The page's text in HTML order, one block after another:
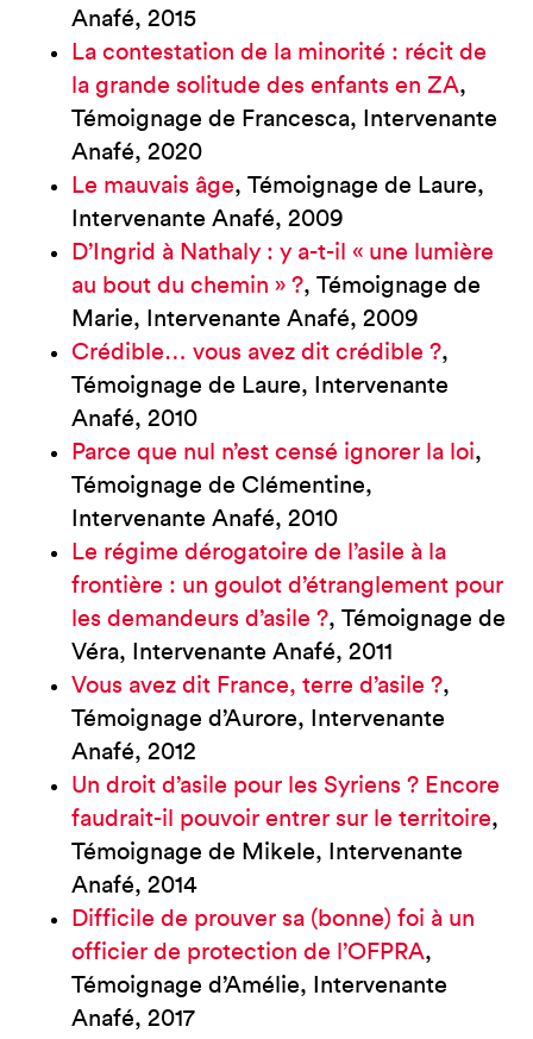
Anafé, 2015
La contestation de la minorité : récit de
la grande solitude des enfants en ZA,
Témoignage de Francesca, Intervenante
Anafé, 2020
Le mauvais âge, Témoignage de Laure,
Intervenante Anafé, 2009
D’Ingrid à Nathaly : y a-t-il « une lumière
au bout du chemin » ?, Témoignage de
Marie, Intervenante Anafé, 2009
Crédible… vous avez dit crédible ?,
Témoignage de Laure, Intervenante
Anafé, 2010
Parce que nul n’est censé ignorer la loi,
Témoignage de Clémentine,
Intervenante Anafé, 2010
Le régime dérogatoire de l’asile à la
frontière : un goulot d’étranglement pour
les demandeurs d’asile ?, Témoignage de
Véra, Intervenante Anafé, 2011
Vous avez dit France, terre d’asile ?,
Témoignage d’Aurore, Intervenante
Anafé, 2012
Un droit d’asile pour les Syriens ? Encore
faudrait-il pouvoir entrer sur le territoire,
Témoignage de Mikele, Intervenante
Anafé, 2014
Difficile de prouver sa (bonne) foi à un
officier de protection de l’OFPRA,
Témoignage d’Amélie, Intervenante
Anafé, 2017